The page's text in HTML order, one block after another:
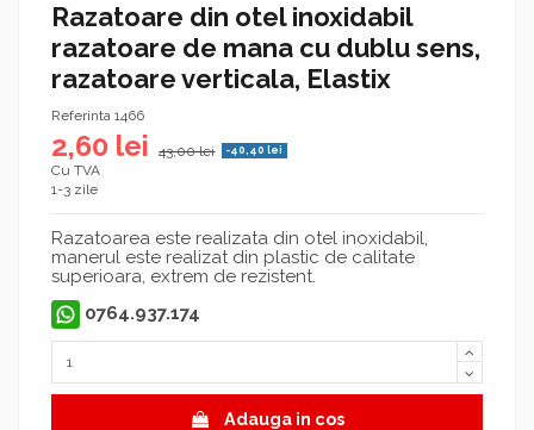
Razatoare din otel inoxidabil
razatoare de mana cu dublu sens,
razatoare verticala, Elastix
Referinta 1466
2,60 lei 43,00 lei -40,40 lei
Cu TVA
1-3 zile
Razatoarea este realizata din otel inoxidabil,
manerul este realizat din plastic de calitate
superioara, extrem de rezistent.
0764.937.174
Adauga in cos